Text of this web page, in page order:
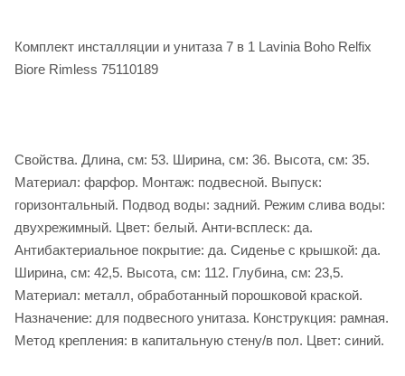
Комплект инсталляции и унитаза 7 в 1 Lavinia Boho Relfix
Biore Rimless 75110189
Свойства. Длина, см: 53. Ширина, см: 36. Высота, см: 35.
Материал: фарфор. Монтаж: подвесной. Выпуск:
горизонтальный. Подвод воды: задний. Режим слива воды:
двухрежимный. Цвет: белый. Анти-всплеск: да.
Антибактериальное покрытие: да. Сиденье c крышкой: да.
Ширина, см: 42,5. Высота, см: 112. Глубина, см: 23,5.
Материал: металл, обработанный порошковой краской.
Назначение: для подвесного унитаза. Конструкция: рамная.
Метод крепления: в капитальную стену/в пол. Цвет: синий.